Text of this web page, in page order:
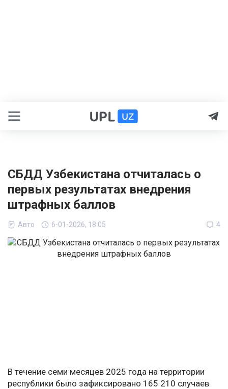
СБДД Узбекистана отчиталась о
первых результатах внедрения
штрафных баллов
Авто 6-01-2026, 18:05 4
В течение семи месяцев 2025 года на территории
республики было зафиксировано 165 210 случаев